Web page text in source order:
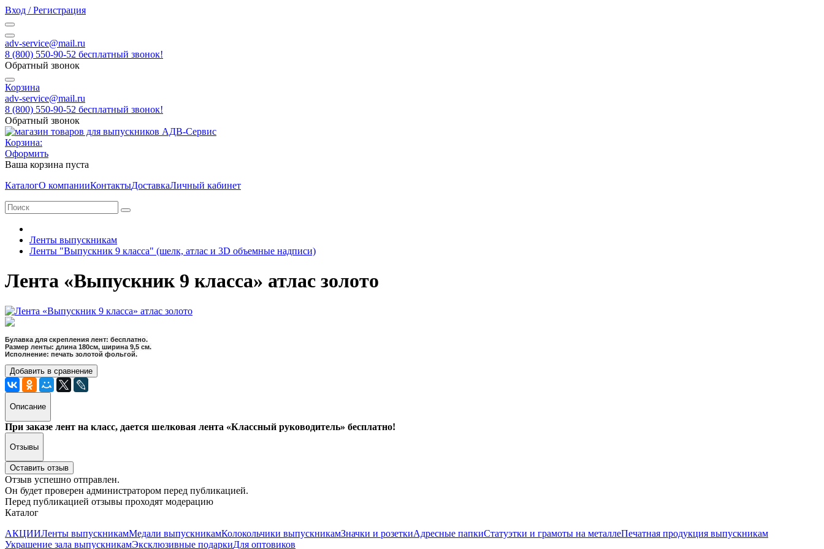
Вход / Регистрация
adv-service@mail.ru
8 (800) 550-90-52 бесплатный звонок!
Обратный звонок
Корзина
adv-service@mail.ru
8 (800) 550-90-52 бесплатный звонок!
Обратный звонок
Корзина:
Оформить
Ваша корзина пуста
КаталогО компанииКонтактыДоставкаЛичный кабинет
Ленты выпускникам
Ленты "Выпускник 9 класса" (шелк, атлас и 3D объемные надписи)
Лента «Выпускник 9 класса» атлас золото
Булавка для скрепления лент: бесплатно.
Размер ленты: длина 180см, ширина 9,5 см.
Исполнение: печать золотой фольгой.
Добавить в сравнение
Описание
При заказе лент на класс, дается шелковая лента «Классный руководитель» бесплатно!
Отзывы
Оставить отзыв
Отзыв успешно отправлен.
Он будет проверен администратором перед публикацией.
Перед публикацией отзывы проходят модерацию
Каталог
АКЦИИЛенты выпускникамМедали выпускникамКолокольчики выпускникамЗначки и розеткиАдресные папкиСтатуэтки и грамоты на металлеПечатная продукция выпускникам
Украшение зала выпускникамЭксклюзивные подаркиДля оптовиков